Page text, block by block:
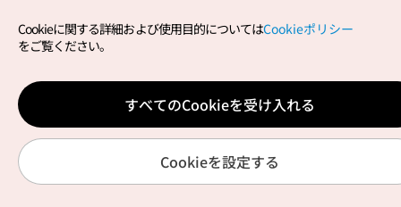
Copyright (c) Korea Tourism Organization All Rights
サイトエラー報告公式メール
japanese@knto.or.kr
Cookieに関する詳細および使用目的についてはCookieポリシー
をご覧ください。
すべてのCookieを受け入れる
Cookieを設定する